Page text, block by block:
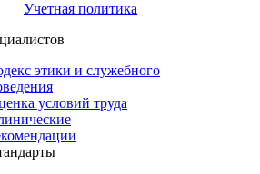
Учетная политика
этики и служебного
условий труда